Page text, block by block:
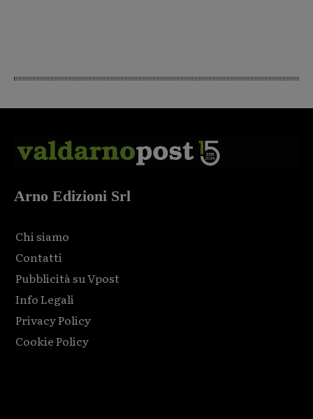
Arno Edizioni Srl
Chi siamo
Contatti
Pubblicità su Vpost
Info Legali
Privacy Policy
Cookie Policy